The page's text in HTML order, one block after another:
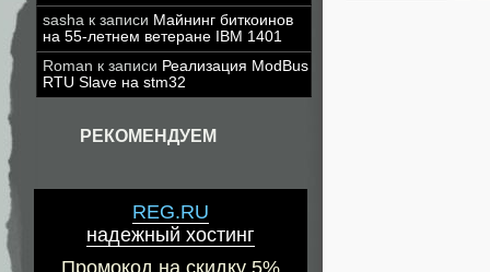
sasha к записи Майнинг биткоинов
на 55-летнем ветеране IBM 1401
Roman к записи Реализация ModBus
RTU Slave на stm32
РЕКОМЕНДУЕМ
REG.RU
надежный хостинг